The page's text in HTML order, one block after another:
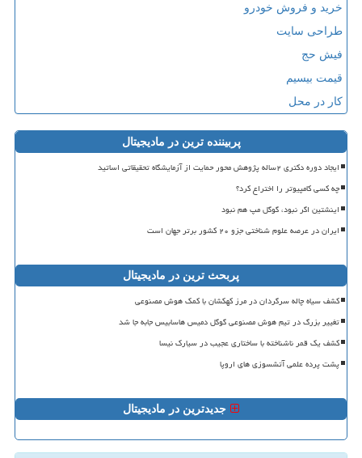
خرید و فروش خودرو
طراحی سایت
فیش حج
قیمت بیسیم
کار در محل
پربیننده ترین در مادیجیتال
ایجاد دوره دکتری ۲ساله پژوهش محور حمایت از آزمایشگاه تحقیقاتی اساتید
چه کسی کامپیوتر را اختراع کرد؟
اینشتین اگر نبود، گوگل مپ هم نبود
ایران در عرصه علوم شناختی جزو ۲۰ کشور برتر جهان است
پربحث ترین در مادیجیتال
کشف سیاه چاله سرگردان در مرز کهکشان با کمک هوش مصنوعی
تغییر بزرگ در تیم هوش مصنوعی گوگل دمیس هاسابیس جابه جا شد
کشف یک قمر ناشناخته با ساختاری عجیب در سیارک نیسا
پشت پرده علمی آتشسوزی های اروپا
جدیدترین در مادیجیتال